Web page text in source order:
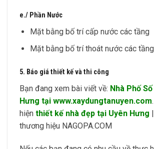
e./ Phần Nước
Mặt bằng bố trí cấp nước các tầng
Mặt bằng bố trí thoát nước các tầng
5. Báo giá thiết kế và thi công
Bạn đang xem bài viết về: Nhà Phố
Hưng tại www.xaydungtanuyen.com
hiện thiết kế nhà đẹp tại Uyên Hưng
thương hiệu NAGOPA.COM